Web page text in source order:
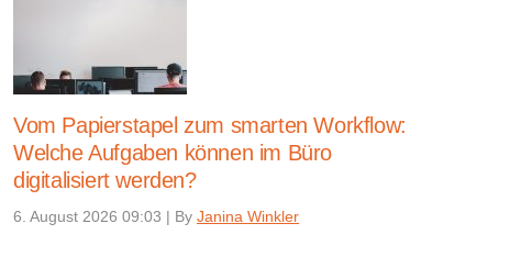
Vom Papierstapel zum smarten Workflow:
Welche Aufgaben können im Büro
digitalisiert werden?
6. August 2026 09:03 | By Janina Winkler